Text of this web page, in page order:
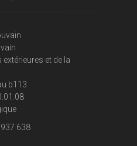
et de la
b113
638